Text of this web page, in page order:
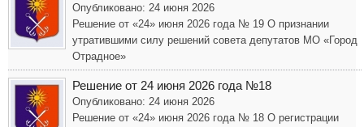
Опубликовано: 24 июня 2026
Решение от «24» июня 2026 года № 19 О признании
утратившими силу решений совета депутатов МО «Город
Отрадное»
Решение от 24 июня 2026 года №18
Опубликовано: 24 июня 2026
Решение от «24» июня 2026 года № 18 О регистрации